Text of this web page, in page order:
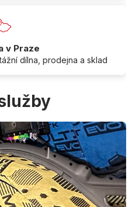
v Praze
dílna, prodejna a sklad